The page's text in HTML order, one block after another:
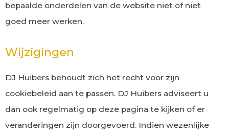
bepaalde onderdelen van de website niet of niet
goed meer werken.
Wijzigingen
DJ Huibers behoudt zich het recht voor zijn
cookiebeleid aan te passen. DJ Huibers adviseert u
dan ook regelmatig op deze pagina te kijken of er
veranderingen zijn doorgevoerd. Indien wezenlijke